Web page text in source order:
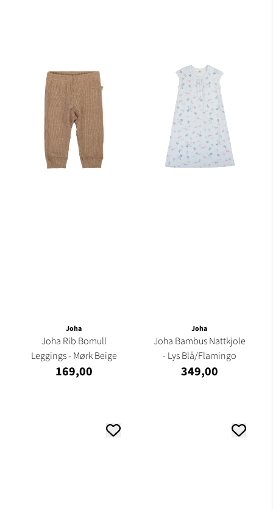
Joha
Joha Rib Bomull
Leggings - Mørk Beige
169,00
Joha
Joha Bambus Nattkjole
- Lys Blå/Flamingo
349,00